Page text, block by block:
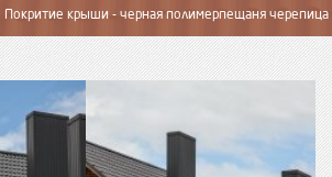
Покритие крыши - черная полимерпещаня черепица